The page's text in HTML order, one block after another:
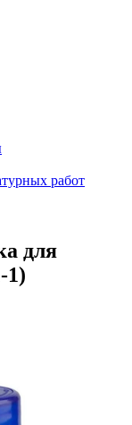
работ
для
1)